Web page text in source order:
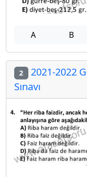
A B
2 2021-2022
Sınavı